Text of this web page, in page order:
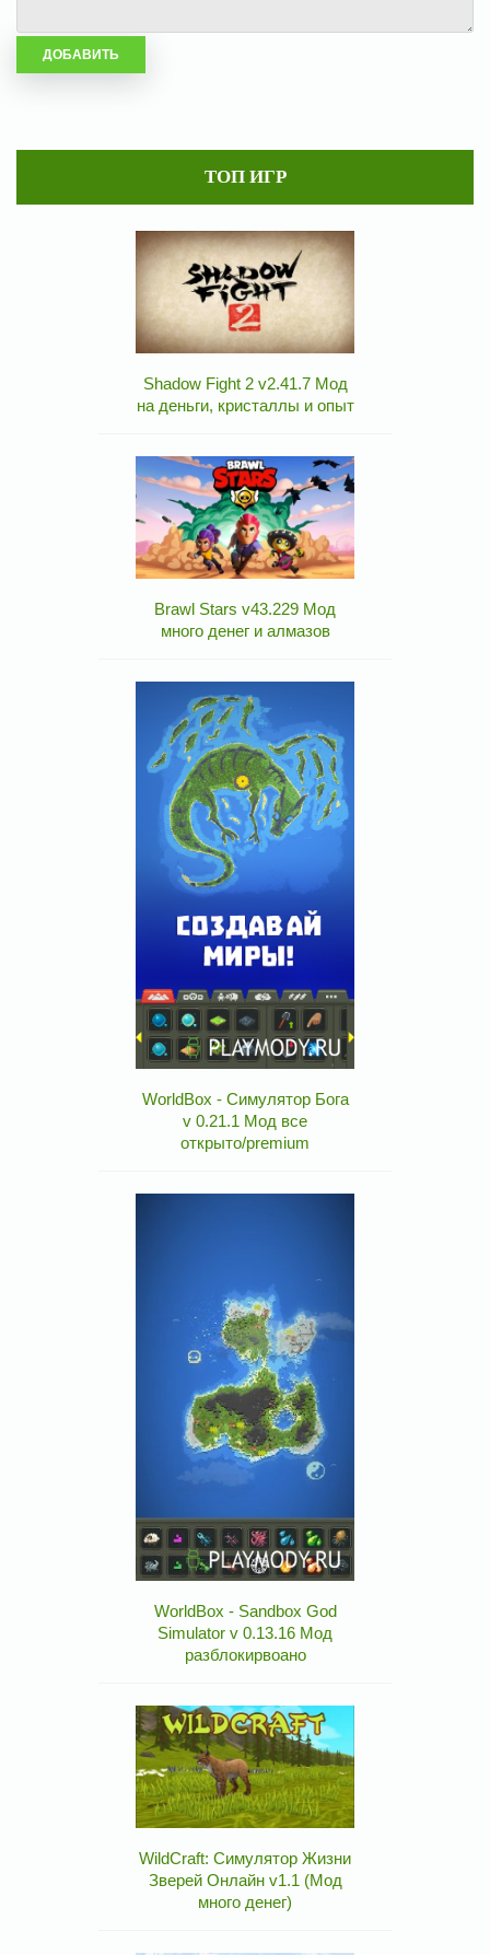
ТОП ИГР
Shadow Fight 2 v2.41.7 Мод
на деньги, кристаллы и опыт
Brawl Stars v43.229 Мод
много денег и алмазов
WorldBox - Симулятор Бога
v 0.21.1 Мод все
открыто/premium
WorldBox - Sandbox God
Simulator v 0.13.16 Мод
разблокирвоано
WildCraft: Симулятор Жизни
Зверей Онлайн v1.1 (Мод
много денег)